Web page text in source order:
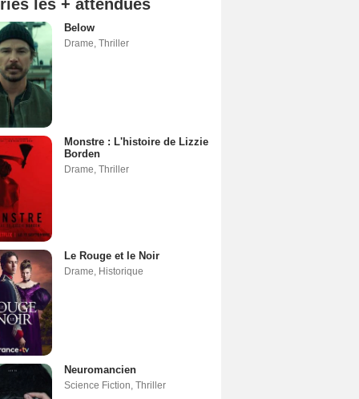
les + attendues
Below
Drame, Thriller
Monstre : L'histoire de Lizzie
Borden
Drame, Thriller
Le Rouge et le Noir
Drame, Historique
Neuromancien
Science Fiction, Thriller